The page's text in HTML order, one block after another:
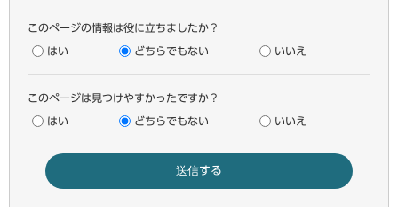
このページの情報は役に立ちましたか？
はい どちらでもない いいえ
このページは見つけやすかったですか？
はい どちらでもない いいえ